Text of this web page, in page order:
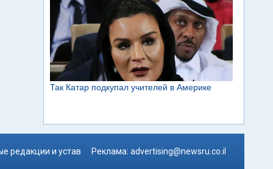
редакции и устав Реклама: advertising@newsru.co.il